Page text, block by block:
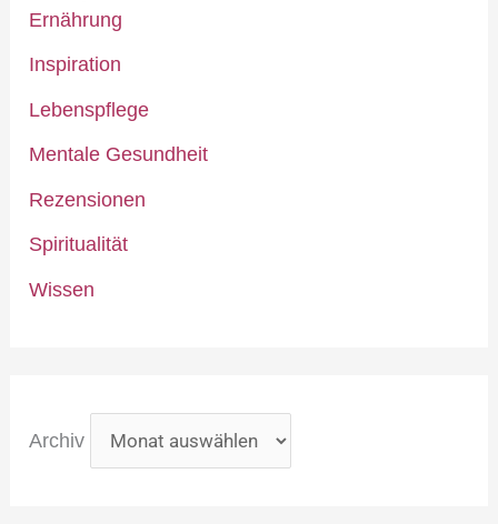
Ernährung
Inspiration
Lebenspflege
Mentale Gesundheit
Rezensionen
Spiritualität
Wissen
Archiv